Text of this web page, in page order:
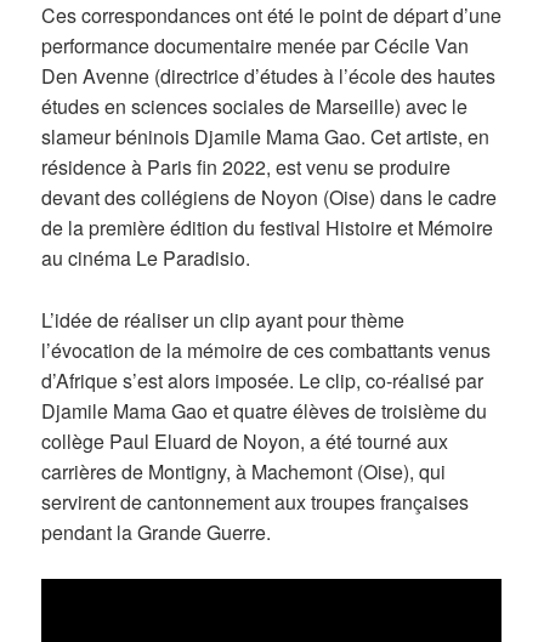
Ces correspondances ont été le point de départ d’une
performance documentaire menée par Cécile Van
Den Avenne (directrice d’études à l’école des hautes
études en sciences sociales de Marseille) avec le
slameur béninois Djamile Mama Gao. Cet artiste, en
résidence à Paris fin 2022, est venu se produire
devant des collégiens de Noyon (Oise) dans le cadre
de la première édition du festival Histoire et Mémoire
au cinéma Le Paradisio.
L’idée de réaliser un clip ayant pour thème
l’évocation de la mémoire de ces combattants venus
d’Afrique s’est alors imposée. Le clip, co-réalisé par
Djamile Mama Gao et quatre élèves de troisième du
collège Paul Eluard de Noyon, a été tourné aux
carrières de Montigny, à Machemont (Oise), qui
servirent de cantonnement aux troupes françaises
pendant la Grande Guerre.